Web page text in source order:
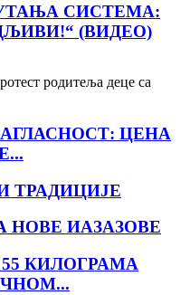
СИСТЕМА:
(ВИДЕО)
родитеља деце са
ЦЕНА
ТРАДИЦИЈЕ
НОВЕ ИАЗАЗОВЕ
КИЛОГРАМА